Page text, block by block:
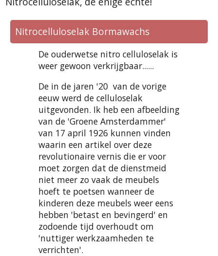
Nitrocelluloselak Bormawachs
De ouderwetse nitro celluloselak is
weer gewoon verkrijgbaar......
De in de jaren '20 van de vorige
eeuw werd de celluloselak
uitgevonden. Ik heb een afbeelding
van de 'Groene Amsterdammer'
van 17 april 1926 kunnen vinden
waarin een artikel over deze
revolutionaire vernis die er voor
moet zorgen dat de dienstmeid
niet meer zo vaak de meubels
hoeft te poetsen wanneer de
kinderen deze meubels weer eens
hebben 'betast en bevingerd' en
zodoende tijd overhoudt om
'nuttiger werkzaamheden te
verrichten'.